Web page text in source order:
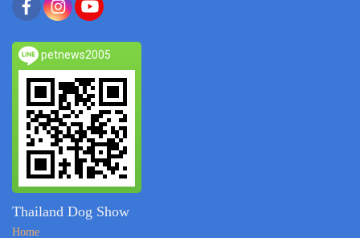
petnews2005
Thailand Dog Show
Home